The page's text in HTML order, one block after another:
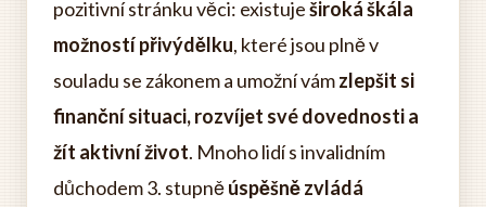
pozitivní stránku věci: existuješiroká škála
možností přivýdělku, které jsou plně v
souladu se zákonem a umožní vámzlepšit si
finanční situaci, rozvíjet své dovednosti a
žít aktivní život. Mnoho lidí s invalidním
důchodem 3. stupněúspěšně zvládá